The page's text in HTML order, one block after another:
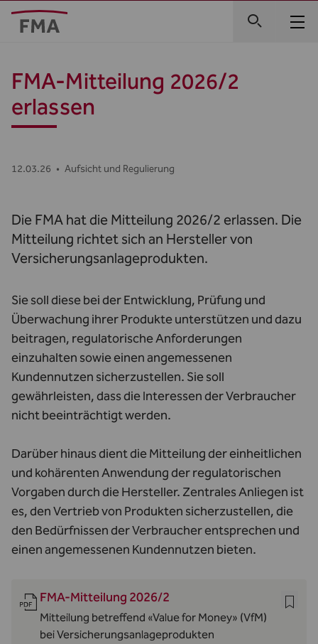
FMA-Mitteilung 2026/2
erlassen
12.03.26 • Aufsicht und Regulierung
Die FMA hat die Mitteilung 2026/2 erlassen. Die
Mitteilung richtet sich an Hersteller von
Versicherungsanlageprodukten.
Sie soll diese bei der Entwicklung, Prüfung und
Überwachung ihrer Produkte unterstützen und dazu
beitragen, regulatorische Anforderungen
einzuhalten sowie einen angemessenen
Kundennutzen sicherzustellen. Sie soll
gewährleisten, dass die Interessen der Verbraucher
nicht beeinträchtigt werden.
Darüber hinaus dient die Mitteilung der einheitlichen
und kohärenten Anwendung der regulatorischen
Vorgaben durch die Hersteller. Zentrales Anliegen ist
es, den Vertrieb von Produkten sicherzustellen, die
den Bedürfnissen der Verbraucher entsprechen und
einen angemessenen Kundennutzen bieten.
FMA-Mitteilung 2026/2
Mitteilung betreffend «Value for Money» (VfM)
bei Versicherungsanlageprodukten